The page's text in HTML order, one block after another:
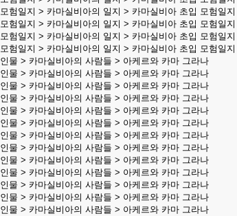
모험일지 > 카마실비아의 일지 > 카마실비아 초입 모험일지 I
모험일지 > 카마실비아의 일지 > 카마실비아 초입 모험일지 I
모험일지 > 카마실비아의 일지 > 카마실비아 초입 모험일지 I
모험일지 > 카마실비아의 일지 > 카마실비아 초입 모험일지 I
인물 > 카마실비아의 사람들 > 아케르와 카마 그라나
인물 > 카마실비아의 사람들 > 아케르와 카마 그라나
인물 > 카마실비아의 사람들 > 아케르와 카마 그라나
인물 > 카마실비아의 사람들 > 아케르와 카마 그라나
인물 > 카마실비아의 사람들 > 아케르와 카마 그라나
인물 > 카마실비아의 사람들 > 아케르와 카마 그라나
인물 > 카마실비아의 사람들 > 아케르와 카마 그라나
인물 > 카마실비아의 사람들 > 아케르와 카마 그라나
인물 > 카마실비아의 사람들 > 아케르와 카마 그라나
인물 > 카마실비아의 사람들 > 아케르와 카마 그라나
인물 > 카마실비아의 사람들 > 아케르와 카마 그라나
인물 > 카마실비아의 사람들 > 아케르와 카마 그라나
인물 > 카마실비아의 사람들 > 아케르와 카마 그라나